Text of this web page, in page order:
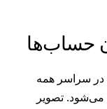
همه
تصویر